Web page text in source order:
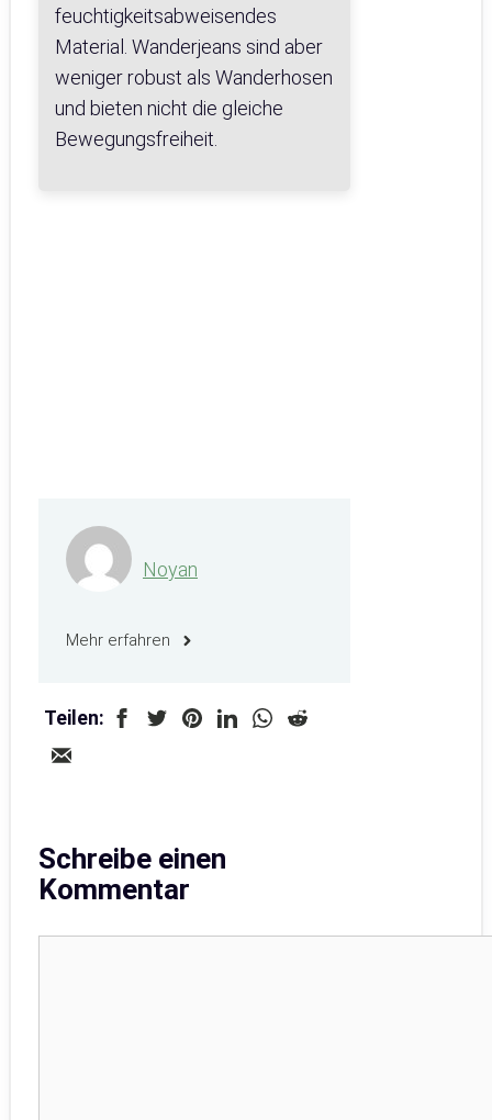
feuchtigkeitsabweisendes
Material. Wanderjeans sind aber
weniger robust als Wanderhosen
und bieten nicht die gleiche
Bewegungsfreiheit.
Noyan
Mehr erfahren
Teilen:
Schreibe einen
Kommentar